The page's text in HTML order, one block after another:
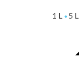
1 L 5 L